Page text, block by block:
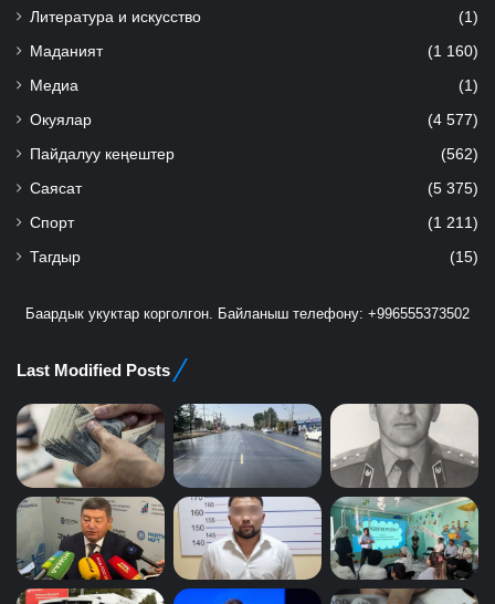
Литература и искусство (1)
Маданият (1 160)
Медиа (1)
Окуялар (4 577)
Пайдалуу кеңештер (562)
Саясат (5 375)
Спорт (1 211)
Тагдыр (15)
Баардык укуктар корголгон. Байланыш телефону: +996555373502
Last Modified Posts